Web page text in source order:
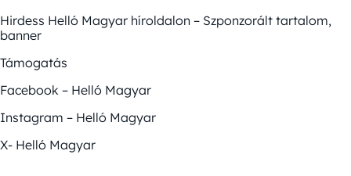
Hirdess Helló Magyar híroldalon – Szponzorált tartalom,
banner
Támogatás
Facebook – Helló Magyar
Instagram – Helló Magyar
X- Helló Magyar